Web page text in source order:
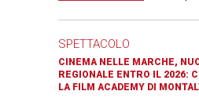
SPETTACOLO
CINEMA NELLE MARCHE,
REGIONALE ENTRO IL 2026:
LA FILM ACADEMY DI